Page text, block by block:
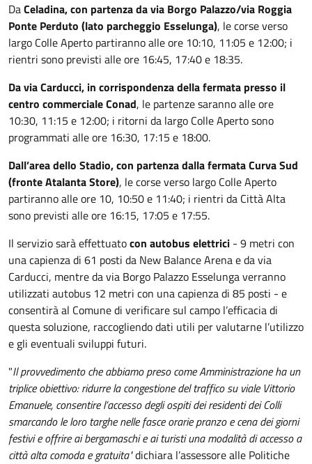
DaCeladina, con partenza da via Borgo Palazzo/via Roggia
Ponte Perduto (lato parcheggio Esselunga), le corse verso
largo Colle Aperto partiranno alle ore 10:10, 11:05 e 12:00; i
rientri sono previsti alle ore 16:45, 17:40 e 18:35.
Da via Carducci, in corrispondenza della fermata presso il
centro commerciale Conad, le partenze saranno alle ore
10:30, 11:15 e 12:00; i ritorni da largo Colle Aperto sono
programmati alle ore 16:30, 17:15 e 18:00.
Dall’area dello Stadio, con partenza dalla fermata Curva Sud
(fronte Atalanta Store), le corse verso largo Colle Aperto
partiranno alle ore 10, 10:50 e 11:40; i rientri da Città Alta
sono previsti alle ore 16:15, 17:05 e 17:55.
Il servizio sarà effettuatocon autobus elettrici - 9 metri con
una capienza di 61 posti da New Balance Arena e da via
Carducci, mentre da via Borgo Palazzo Esselunga verranno
utilizzati autobus 12 metri con una capienza di 85 posti - e
consentirà al Comune di verificare sul campo l’efficacia di
questa soluzione, raccogliendo dati utili per valutarne l’utilizzo
e gli eventuali sviluppi futuri.
"Il provvedimento che abbiamo preso come Amministrazione ha un
triplice obiettivo: ridurre la congestione del traffico su viale Vittorio
Emanuele, consentire l’accesso degli ospiti dei residenti dei Colli
smarcando le loro targhe nelle fasce orarie pranzo e cena dei giorni
festivi e offrire ai bergamaschi e ai turisti una modalità di accesso a
città alta comoda e gratuita"dichiara l’assessore alle Politiche